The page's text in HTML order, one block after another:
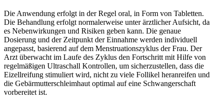
Die Anwendung erfolgt in der Regel oral, in Form von Tabletten.
Die Behandlung erfolgt normalerweise unter ärztlicher Aufsicht, da
es Nebenwirkungen und Risiken geben kann. Die genaue
Dosierung und der Zeitpunkt der Einnahme werden individuell
angepasst, basierend auf dem Menstruationszyklus der Frau. Der
Arzt überwacht im Laufe des Zyklus den Fortschritt mit Hilfe von
regelmäßigen Ultraschall Kontrollen, um sicherzustellen, dass die
Eizellreifung stimuliert wird, nicht zu viele Follikel heranreifen und
die Gebärmutterschleimhaut optimal auf eine Schwangerschaft
vorbereitet ist.